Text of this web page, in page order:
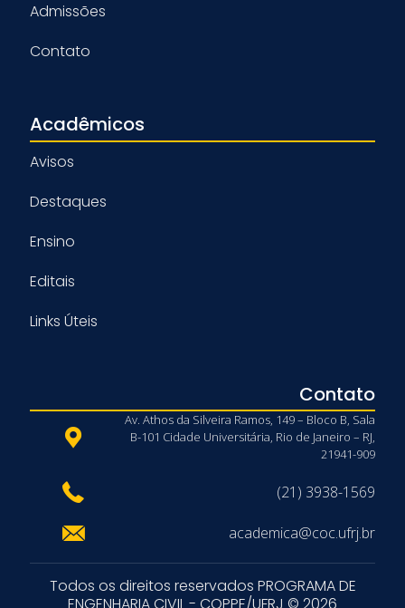
Admissões
Contato
Acadêmicos
Avisos
Destaques
Ensino
Editais
Links Úteis
Contato
Av. Athos da Silveira Ramos, 149 – Bloco B, Sala
B-101 Cidade Universitária, Rio de Janeiro – RJ,
21941-909
(21) 3938-1569
academica@coc.ufrj.br
Todos os direitos reservados PROGRAMA DE